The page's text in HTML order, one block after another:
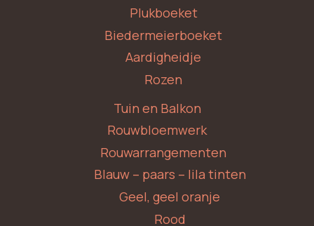
Plukboeket
Biedermeierboeket
Aardigheidje
Rozen
Tuin en Balkon
Rouwbloemwerk
Rouwarrangementen
Blauw – paars – lila tinten
Geel, geel oranje
Rood